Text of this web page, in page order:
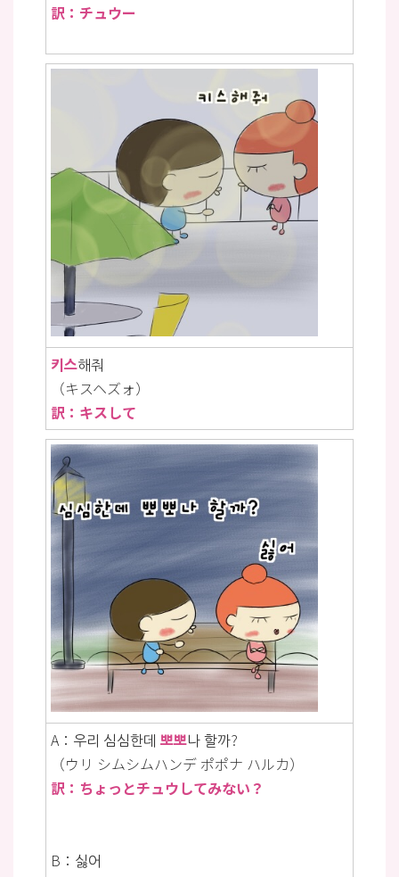
訳：チュウー
키스해줘
（キスヘズォ）
訳：キスして
A：우리 심심한데 뽀뽀나 할까?
（ウリ シムシムハンデ ポポナ ハルカ）
訳：ちょっとチュウしてみない？
B：싫어